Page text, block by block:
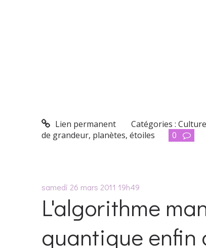
Lien permanent Catégories :
de grandeur, planètes, étoiles 0
samedi 26 mars 2011 19h49
L'algorithme
quantique enfin